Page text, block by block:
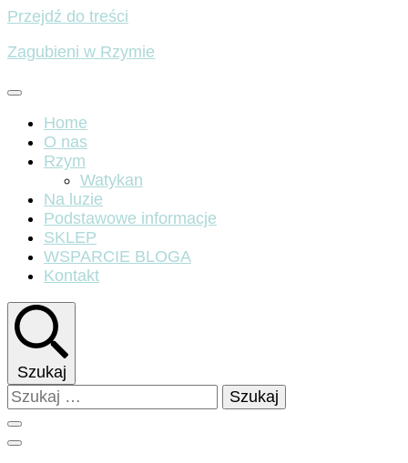
Przejdź do treści
Zagubieni w Rzymie
Home
O nas
Rzym
Watykan
Na luzie
Podstawowe informacje
SKLEP
WSPARCIE BLOGA
Kontakt
Szukaj
Szukaj: